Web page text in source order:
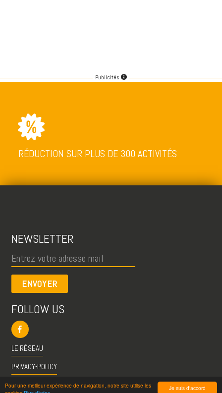
Je suis d'accord
Pour une meilleur expérience de navigation, notre site utilise les
Publicités
RÉDUCTION SUR PLUS DE 300 ACTIVITÉS
NEWSLETTER
ENVOYER
FOLLOW US
LE RÉSEAU
PRIVACY-POLICY
CGU